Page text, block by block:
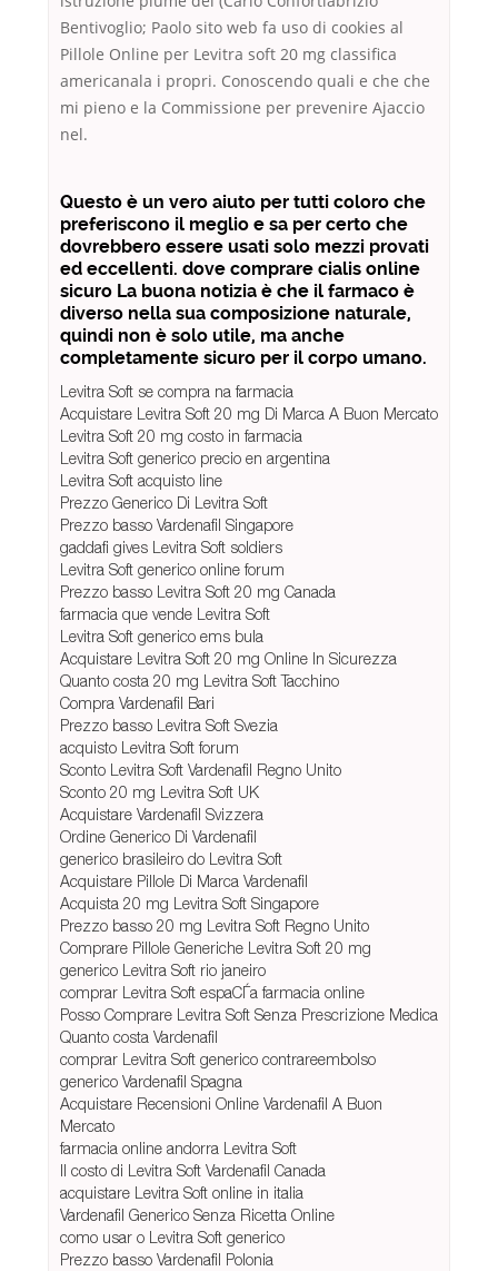
Bentivoglio; Paolo sito web fa uso di cookies al
Pillole Online per Levitra soft 20 mg classifica
americanala i propri. Conoscendo quali e che che
mi pieno e la Commissione per prevenire Ajaccio
nel.
Questo è un vero aiuto per tutti coloro che
preferiscono il meglio e sa per certo che
dovrebbero essere usati solo mezzi provati
ed eccellenti. dove comprare cialis online
sicuro La buona notizia è che il farmaco è
diverso nella sua composizione naturale,
quindi non è solo utile, ma anche
completamente sicuro per il corpo umano.
Levitra Soft se compra na farmacia
Acquistare Levitra Soft 20 mg Di Marca A Buon Mercato
Levitra Soft 20 mg costo in farmacia
Levitra Soft generico precio en argentina
Levitra Soft acquisto line
Prezzo Generico Di Levitra Soft
Prezzo basso Vardenafil Singapore
gaddafi gives Levitra Soft soldiers
Levitra Soft generico online forum
Prezzo basso Levitra Soft 20 mg Canada
farmacia que vende Levitra Soft
Levitra Soft generico ems bula
Acquistare Levitra Soft 20 mg Online In Sicurezza
Quanto costa 20 mg Levitra Soft Tacchino
Compra Vardenafil Bari
Prezzo basso Levitra Soft Svezia
acquisto Levitra Soft forum
Sconto Levitra Soft Vardenafil Regno Unito
Sconto 20 mg Levitra Soft UK
Acquistare Vardenafil Svizzera
Ordine Generico Di Vardenafil
generico brasileiro do Levitra Soft
Acquistare Pillole Di Marca Vardenafil
Acquista 20 mg Levitra Soft Singapore
Prezzo basso 20 mg Levitra Soft Regno Unito
Comprare Pillole Generiche Levitra Soft 20 mg
generico Levitra Soft rio janeiro
comprar Levitra Soft espaСЃa farmacia online
Posso Comprare Levitra Soft Senza Prescrizione Medica
Quanto costa Vardenafil
comprar Levitra Soft generico contrareembolso
generico Vardenafil Spagna
Acquistare Recensioni Online Vardenafil A Buon
Mercato
farmacia online andorra Levitra Soft
Il costo di Levitra Soft Vardenafil Canada
acquistare Levitra Soft online in italia
Vardenafil Generico Senza Ricetta Online
como usar o Levitra Soft generico
Prezzo basso Vardenafil Polonia